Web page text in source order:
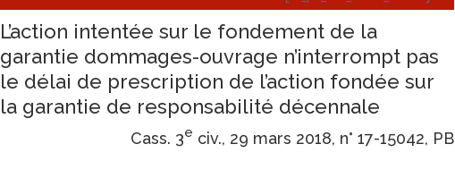
L’action intentée sur le fondement de la
garantie dommages-ouvrage n’interrompt pas
le délai de prescription de l’action fondée sur
la garantie de responsabilité décennale
Cass. 3e civ., 29 mars 2018, n° 17-15042, PB